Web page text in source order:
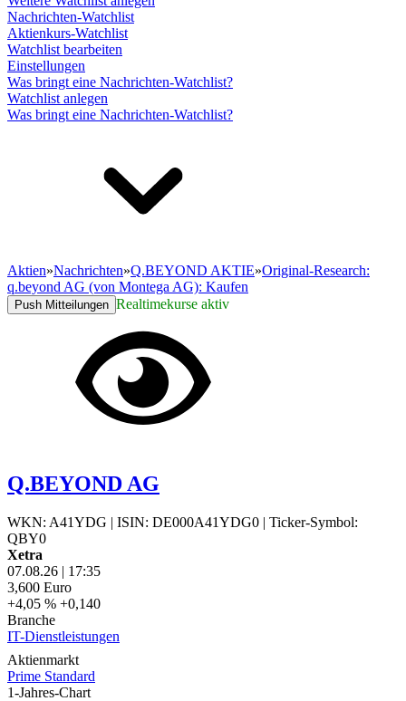
Nachrichten-Watchlist
Aktienkurs-Watchlist
Watchlist bearbeiten
Einstellungen
Was bringt eine Nachrichten-Watchlist?
Watchlist anlegen
Was bringt eine Nachrichten-Watchlist?
Aktien»Nachrichten»Q.BEYOND AKTIE»Original-Research:
q.beyond AG (von Montega AG): Kaufen
Push Mitteilungen Realtimekurse aktiv
Q.BEYOND AG
WKN: A41YDG | ISIN: DE000A41YDG0 | Ticker-Symbol:
QBY0
Xetra
07.08.26 | 17:35
3,600 Euro
+4,05 % +0,140
Branche
IT-Dienstleistungen
Aktienmarkt
Prime Standard
1-Jahres-Chart